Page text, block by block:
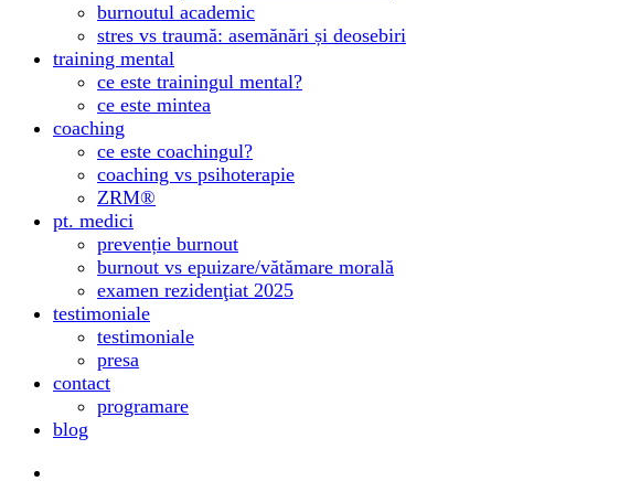
burnoutul academic
stres vs traumă: asemănări și deosebiri
training mental
ce este trainingul mental?
ce este mintea
coaching
ce este coachingul?
coaching vs psihoterapie
ZRM®
pt. medici
prevenție burnout
burnout vs epuizare/vătămare morală
examen rezidenţiat 2025
testimoniale
testimoniale
presa
contact
programare
blog